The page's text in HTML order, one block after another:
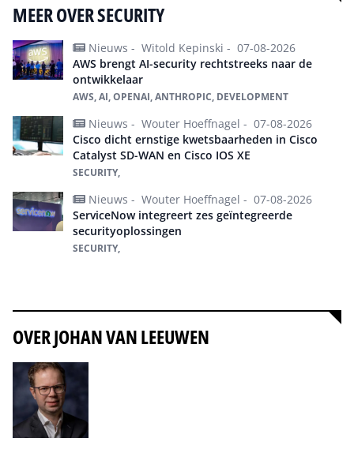
MEER OVER SECURITY
Nieuws - Witold Kepinski - 07-08-2026
AWS brengt AI-security rechtstreeks naar de
ontwikkelaar
AWS, AI, OPENAI, ANTHROPIC, DEVELOPMENT
Nieuws - Wouter Hoeffnagel - 07-08-2026
Cisco dicht ernstige kwetsbaarheden in Cisco
Catalyst SD-WAN en Cisco IOS XE
SECURITY,
Nieuws - Wouter Hoeffnagel - 07-08-2026
ServiceNow integreert zes geïntegreerde
securityoplossingen
SECURITY,
OVER JOHAN VAN LEEUWEN